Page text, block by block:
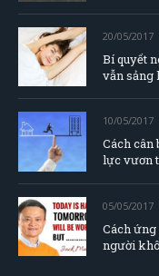
20/05/2017
Bí quyết
vẫn sảng
10/05/2017
Cách cân
lực vươn
05/05/2017
Cách
người